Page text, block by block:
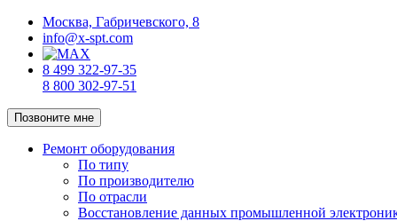
Москва, Габричевского, 8
info@x-spt.com
8 499 322-97-35
8 800 302-97-51
Позвоните мне
Ремонт оборудования
По типу
По производителю
По отрасли
Восстановление данных промышленной